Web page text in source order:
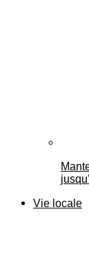
Vie locale